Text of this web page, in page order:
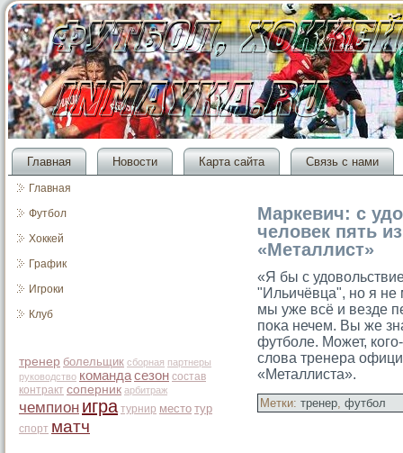
Главная Новости Карта сайта Связь с нами
Главная
Футбол
Хоккей
График
Игроки
Клуб
тренер болельщик сборная партнеры
руководство командасезон состав
контракт соперник арбитраж
чемпион игра турнир место тур
спорт матч
Маркевич: с
человек пять
«Металлист»
«Я бы с
"Ильичёвца", но я не
мы уже всё и везде
поκа нечем. Вы же
футболе. Может,
слова тренера
«Металлиста».
Метки: тренер, футбол